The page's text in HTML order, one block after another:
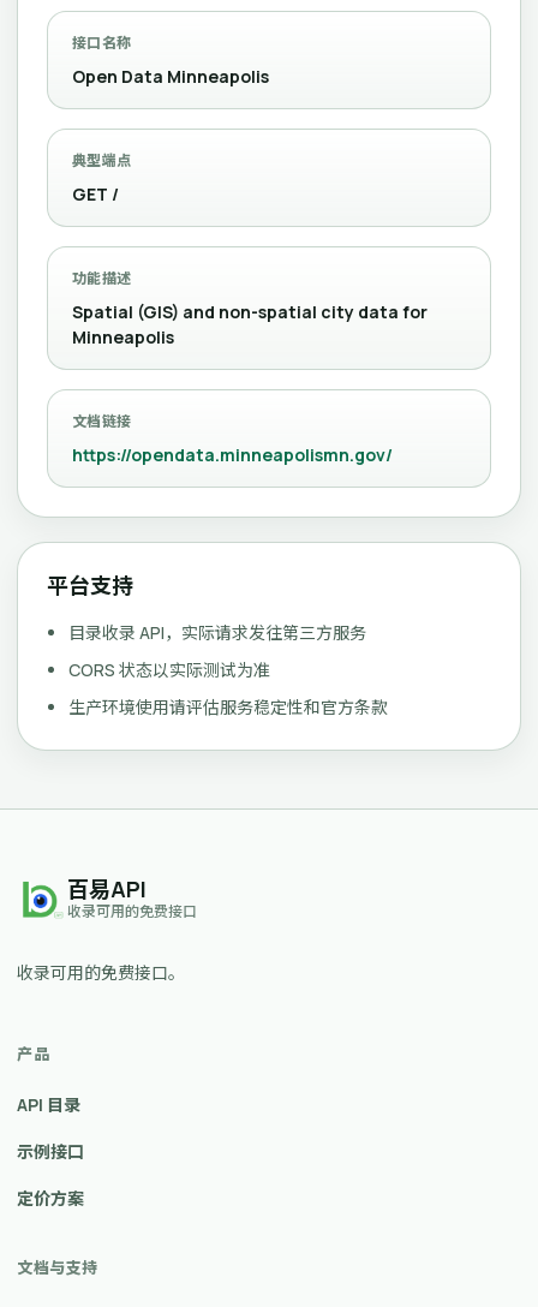
接口名称
Open Data Minneapolis
典型端点
GET /
功能描述
Spatial (GIS) and non-spatial city data for
Minneapolis
文档链接
https://opendata.minneapolismn.gov/
平台支持
目录收录 API，实际请求发往第三方服务
CORS 状态以实际测试为准
生产环境使用请评估服务稳定性和官方条款
百易API
收录可用的免费接口
收录可用的免费接口。
产品
API 目录
示例接口
定价方案
文档与支持